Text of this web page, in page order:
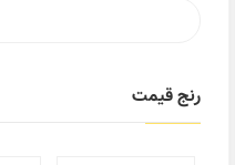
رنج قیمت